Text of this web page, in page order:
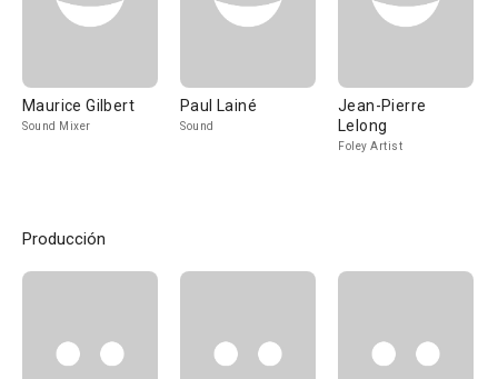
Maurice Gilbert
Sound Mixer
Paul Lainé
Sound
Jean-Pierre
Lelong
Foley Artist
Producción